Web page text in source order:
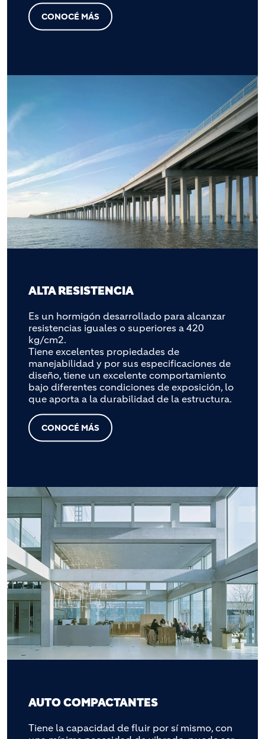
CONOCÉ MÁS
ALTA RESISTENCIA
Es un hormigón desarrollado para alcanzar
resistencias iguales o superiores a 420
kg/cm2.
Tiene excelentes propiedades de
manejabilidad y por sus especificaciones de
diseño, tiene un excelente comportamiento
bajo diferentes condiciones de exposición, lo
que aporta a la durabilidad de la estructura.
CONOCÉ MÁS
AUTO COMPACTANTES
Tiene la capacidad de fluir por sí mismo, con